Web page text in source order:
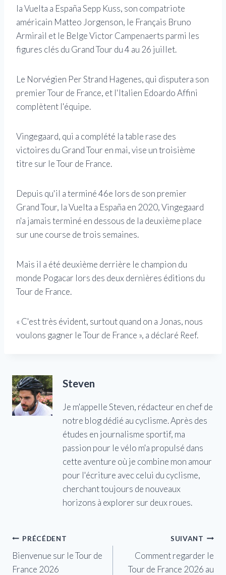
la Vuelta a España Sepp Kuss, son compatriote
américain Matteo Jorgenson, le Français Bruno
Armirail et le Belge Victor Campenaerts parmi les
figures clés du Grand Tour du 4 au 26 juillet.
Le Norvégien Per Strand Hagenes, qui disputera son
premier Tour de France, et l'Italien Edoardo Affini
complètent l'équipe.
Vingegaard, qui a complété la table rase des
victoires du Grand Tour en mai, vise un troisième
titre sur le Tour de France.
Depuis qu'il a terminé 46e lors de son premier
Grand Tour, la Vuelta a España en 2020, Vingegaard
n'a jamais terminé en dessous de la deuxième place
sur une course de trois semaines.
Mais il a été deuxième derrière le champion du
monde Pogacar lors des deux dernières éditions du
Tour de France.
« C'est très évident, surtout quand on a Jonas, nous
voulons gagner le Tour de France », a déclaré Reef.
Steven
Je m'appelle Steven, rédacteur en chef de
notre blog dédié au cyclisme. Après des
études en journalisme sportif, ma
passion pour le vélo m'a propulsé dans
cette aventure où je combine mon amour
pour l'écriture avec celui du cyclisme,
cherchant toujours de nouveaux
horizons à explorer sur deux roues.
Navigation
de
PRÉCÉDENT
Bienvenue sur le Tour de
France 2026
SUIVANT
Comment regarder le
Tour de France 2026 au